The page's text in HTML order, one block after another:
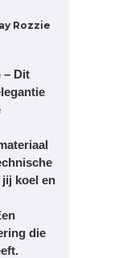
Rozzie
– Dit
koel en
die